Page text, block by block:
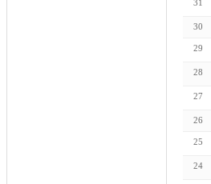
31
30
29
28
27
26
25
24